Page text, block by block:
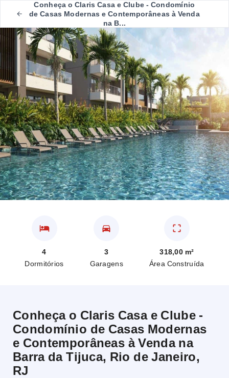
Conheça o Claris Casa e Clube - Condomínio
de Casas Modernas e Contemporâneas à Venda
na B...
4
Dormitórios
3
Garagens
318,00 m²
Área Construída
Conheça o Claris Casa e Clube -
Condomínio de Casas Modernas
e Contemporâneas à Venda na
Barra da Tijuca, Rio de Janeiro,
RJ